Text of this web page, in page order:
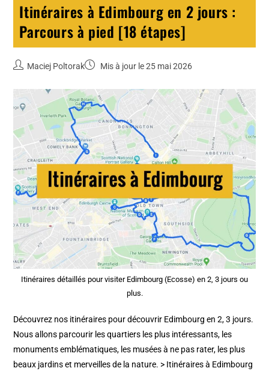
Itinéraires à Edimbourg en 2 jours :
Parcours à pied [18 étapes]
Maciej Poltorak Mis à jour le 25 mai 2026
Itinéraires détaillés pour visiter Edimbourg (Ecosse) en 2, 3 jours ou
plus.
Découvrez nos itinéraires pour découvrir Edimbourg en 2, 3 jours.
Nous allons parcourir les quartiers les plus intéressants, les
monuments emblématiques, les musées à ne pas rater, les plus
beaux jardins et merveilles de la nature. > Itinéraires à Edimbourg